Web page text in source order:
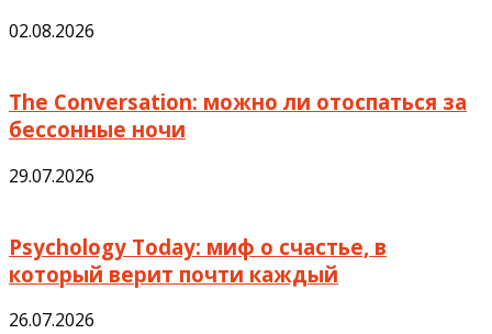
02.08.2026
The Conversation: можно ли отоспаться за
бессонные ночи
29.07.2026
Psychology Today: миф о счастье, в
который верит почти каждый
26.07.2026